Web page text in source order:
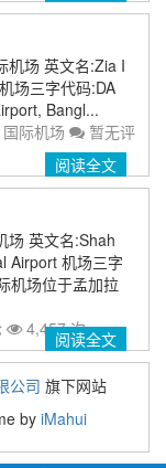
机场 英文名:Zia I
场三字代码:DA
Bangl...
国际机场
暂无评
阅读全文
场 英文名:Shah
Airport 机场三字
机场位于孟加拉
4,457 次阅读全文
公司 旗下网站
by iMahui